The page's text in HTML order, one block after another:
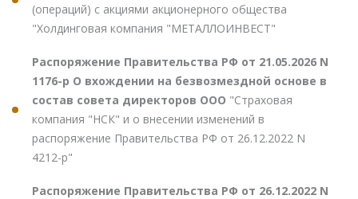
(операций) с акциями акционерного общества
"Холдинговая компания "МЕТАЛЛОИНВЕСТ"
Распоряжение Правительства РФ от 21.05.2026 N
1176-р О вхождении на безвозмездной основе в
состав совета директоров ООО "Страховая
компания "НСК" и о внесении изменений в
распоряжение Правительства РФ от 26.12.2022 N
4212-р"
Распоряжение Правительства РФ от 26.12.2022 N